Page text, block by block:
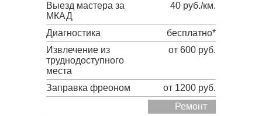
Выезд мастера за
МКАД
40 руб./км.
Диагностика
бесплатно*
Извлечение из
труднодоступного
места
от 600 руб.
Заправка фреоном
от 1200 руб.
Ремонт